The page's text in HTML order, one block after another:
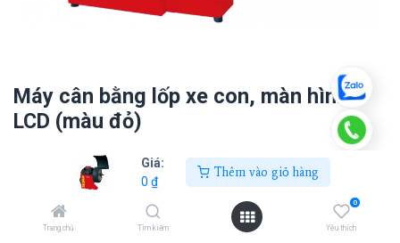
Giá:
0 ₫
Thêm vào giỏ hàng
Trang chủ Tìm kiếm
0
Yêu thích
Máy cân bằng lốp xe con, màn hình
LCD (màu đỏ)
Thêm vào giỏ hàng